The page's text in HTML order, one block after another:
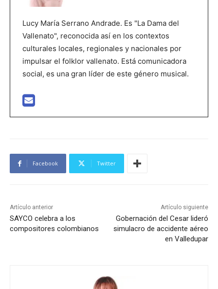
Lucy María Serrano Andrade. Es "La Dama del
Vallenato", reconocida así en los contextos
culturales locales, regionales y nacionales por
impulsar el folklor vallenato. Está comunicadora
social, es una gran líder de este género musical.
Facebook Twitter
Artículo anterior
SAYCO celebra a los
compositores colombianos
Artículo siguiente
Gobernación del Cesar lideró
simulacro de accidente aéreo
en Valledupar